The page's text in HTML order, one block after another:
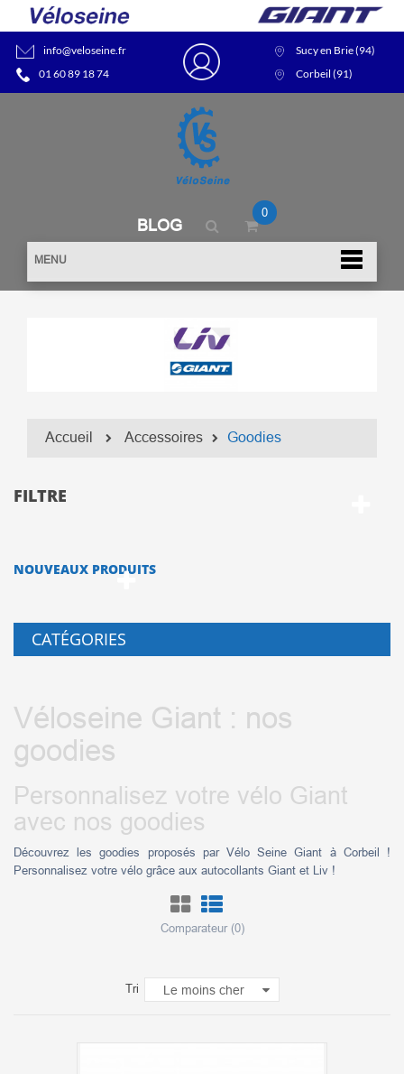
info@veloseine.fr
01 60 89 18 74
Sucy en Brie (94)
Corbeil (91)
BLOG
0
MENU
Accueil Accessoires Goodies
FILTRE
NOUVEAUX PRODUITS
CATÉGORIES
Véloseine Giant : nos
goodies
Personnalisez votre vélo Giant
avec nos goodies
Découvrez les goodies proposés par Vélo Seine Giant à Corbeil !
Personnalisez votre vélo grâce aux autocollants Giant et Liv !
Comparateur (0)
Tri Le moins cher